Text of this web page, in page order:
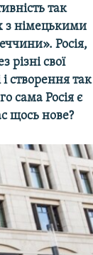
так
з німецькими
Росія,
різні свої
створення так
сама Росія є
щось нове?